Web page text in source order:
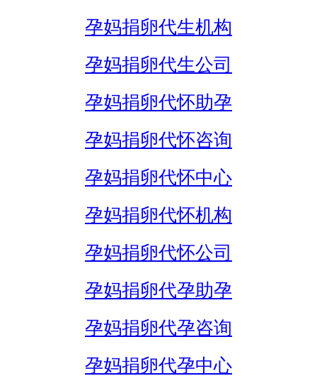
孕妈捐卵代生机构
孕妈捐卵代生公司
孕妈捐卵代怀助孕
孕妈捐卵代怀咨询
孕妈捐卵代怀中心
孕妈捐卵代怀机构
孕妈捐卵代怀公司
孕妈捐卵代孕助孕
孕妈捐卵代孕咨询
孕妈捐卵代孕中心